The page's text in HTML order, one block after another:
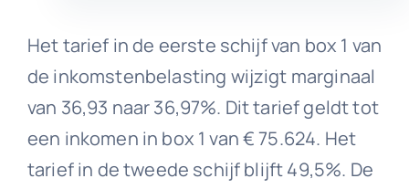
Het tarief in de eerste schijf van box 1 van
de inkomstenbelasting wijzigt marginaal
van 36,93 naar 36,97%. Dit tarief geldt tot
een inkomen in box 1 van € 75.624. Het
tarief in de tweede schijf blijft 49,5%. De